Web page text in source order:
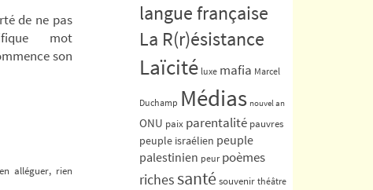
de ne pas
mot
son
alléguer, rien
langue française
La R(r)ésistance
Laïcité luxe mafia Marcel
Duchamp Médias nouvel an
ONU paix parentalité pauvres
peuple israélien peuple
palestinien peur poèmes
riches santé souvenir théâtre